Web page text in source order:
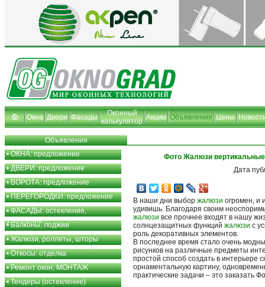
Окна Двери Фасады
Оконный
калькулятор Акции Объявления Цены
Объявления
•ОКНА: предложение
•ДВЕРИ: предложение
•ВОРОТА: предложение
•ПЕРЕГОРОДКИ: предложение
•ФАСАДЫ: остекление,
утепление
•Балконы, лоджии
•Жалюзи, роллеты, шторы
•Откосы: отделка
•Ремонт окон, МОНТАЖ
•Тендеры (остекление)
Фото Жалюзи
Дата
В наши дни выбор жалюзи огромен, и
удивишь. Благодаря своим
жалюзи все прочнее входят в нашу
солнцезащитных функций жалюзи с
роль декоративных элементов.
В последнее время стало очень
рисунков на различные предметы
простой способ создать в интерьере
орнаментальную картину,
практические задачи – это заказать